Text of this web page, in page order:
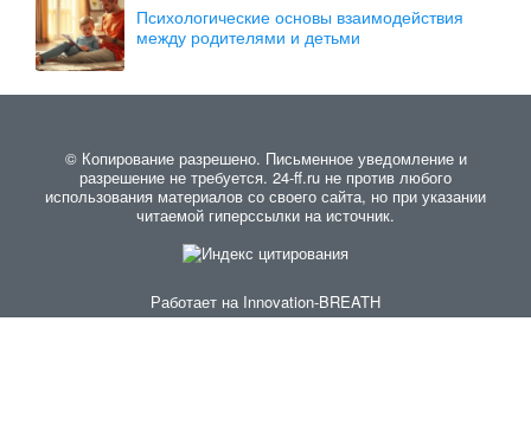
Психологические основы взаимодействия
между родителями и детьми
© Копирование разрешено. Письменное уведомление и
разрешение не требуется. 24-ff.ru не против любого
использования материалов со своего сайта, но при указании
читаемой гиперссылки на источник.
Работает на Innovation-BREATH